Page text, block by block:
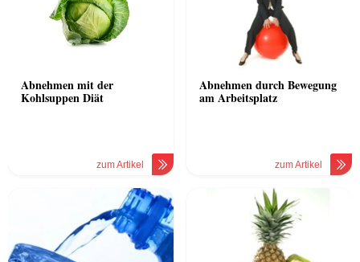
Abnehmen mit der
Kohlsuppen Diät
zum Artikel
Abnehmen durch Bewegung
am Arbeitsplatz
zum Artikel